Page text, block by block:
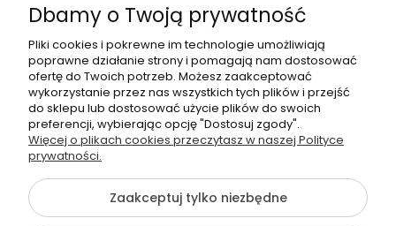
Moje konto
Pomoc
666963293
info@szkolnenaklejki.pl
Dbamy o Twoją prywatność
Pliki cookies i pokrewne im technologie umożliwiają
poprawne działanie strony i pomagają nam dostosować
ofertę do Twoich potrzeb. Możesz zaakceptować
wykorzystanie przez nas wszystkich tych plików i przejść
do sklepu lub dostosować użycie plików do swoich
preferencji, wybierając opcję "Dostosuj zgody".
Więcej o plikach cookies przeczytasz w naszej Polityce
prywatności.
Zaakceptuj tylko niezbędne